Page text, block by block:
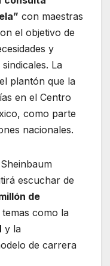
con maestras
el objetivo de
y
La
plantón que la
en el Centro
como parte
nacionales.
escuchar de
de
como la
y la
de carrera